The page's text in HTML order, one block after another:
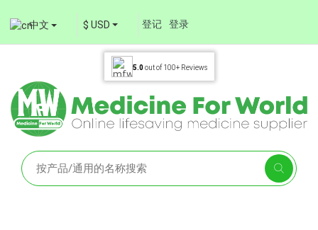
中文 $ USD 登记 登录
5.0out of 100+ Reviews